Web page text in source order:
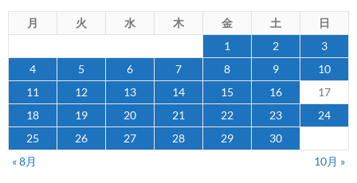
月 火 水 木 金 土
日
1
2
3
4
5 6 7 8 9
10
11
12 13 14 15 16
17
18
19 20 21 22 23
24
25
26 27 28 29
30
« 8月
10月 »